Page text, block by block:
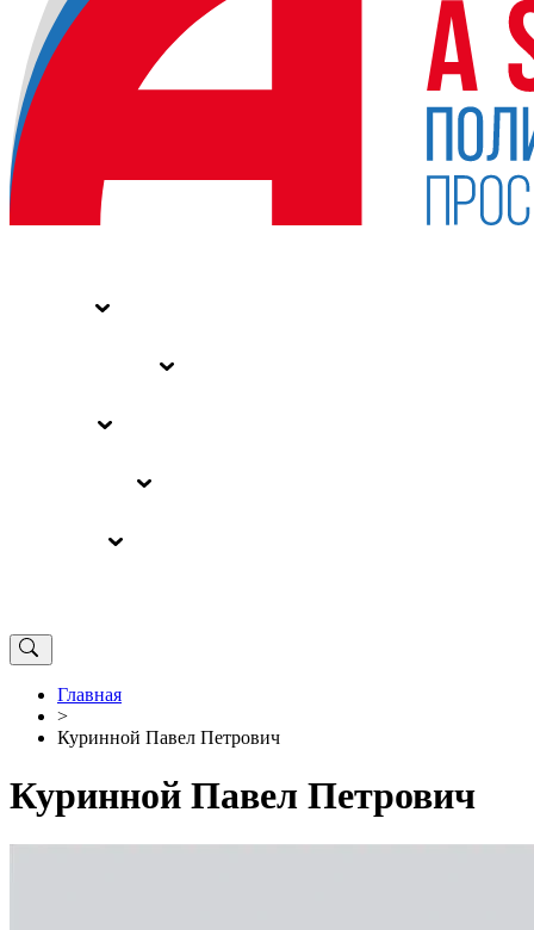
Главная
>
Куринной Павел Петрович
Куринной Павел Петрович